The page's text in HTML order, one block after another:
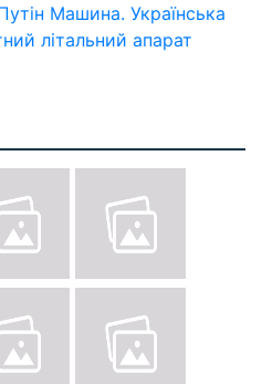
Машина. Українська
літальний апарат